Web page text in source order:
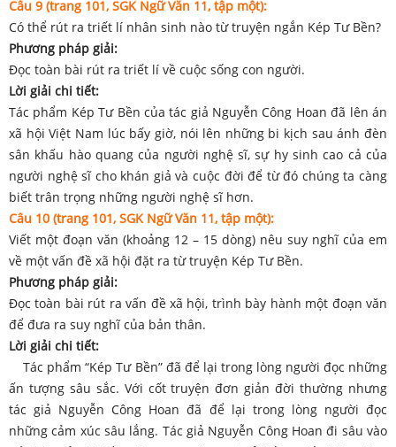
Câu 9 (trang 101, SGK Ngữ Văn 11, tập một):
Có thể rút ra triết lí nhân sinh nào từ truyện ngắn Kép Tư Bền?
Phương pháp giải:
Đọc toàn bài rút ra triết lí về cuộc sống con người.
Lời giải chi tiết:
Tác phẩm Kép Tư Bền của tác giả Nguyễn Công Hoan đã lên án
xã hội Việt Nam lúc bấy giờ, nói lên những bi kịch sau ánh đèn
sân khấu hào quang của người nghệ sĩ, sự hy sinh cao cả của
người nghệ sĩ cho khán giả và cuộc đời để từ đó chúng ta càng
biết trân trọng những người nghệ sĩ hơn.
Câu 10 (trang 101, SGK Ngữ Văn 11, tập một):
Viết một đoạn văn (khoảng 12 – 15 dòng) nêu suy nghĩ của em
về một vấn đề xã hội đặt ra từ truyện Kép Tư Bền.
Phương pháp giải:
Đọc toàn bài rút ra vấn đề xã hội, trình bày hành một đoạn văn
để đưa ra suy nghĩ của bản thân.
Lời giải chi tiết:
Tác phẩm “Kép Tư Bền” đã để lại trong lòng người đọc những
ấn tượng sâu sắc. Với cốt truyện đơn giản đời thường nhưng
tác giả Nguyễn Công Hoan đã để lại trong lòng người đọc
những cảm xúc sâu lắng. Tác giả Nguyễn Công Hoan đi sâu vào